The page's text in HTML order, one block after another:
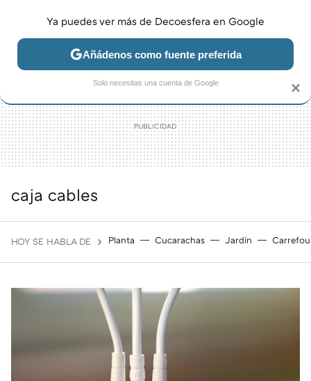
JARDÍN Y TERRAZA SALÓN DORMITORIO COCINA
caja cables
HOY SE HABLA DE Planta Cucarachas Jardín
×
Ya puedes ver más de Decoesfera en Google
Añádenos como fuente preferida
Solo necesitas una cuenta de Google